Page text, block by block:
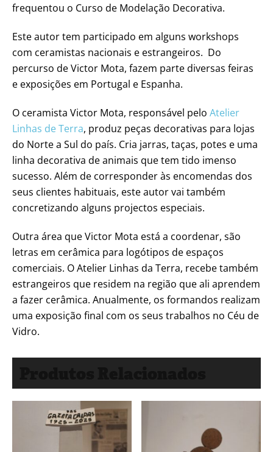
frequentou o Curso de Modelação Decorativa.
Este autor tem participado em alguns workshops
com ceramistas nacionais e estrangeiros. Do
percurso de Victor Mota, fazem parte diversas feiras
e exposições em Portugal e Espanha.
O ceramista Victor Mota, responsável pelo Atelier
Linhas de Terra, produz peças decorativas para lojas
do Norte a Sul do país. Cria jarras, taças, potes e uma
linha decorativa de animais que tem tido imenso
sucesso. Além de corresponder às encomendas dos
seus clientes habituais, este autor vai também
concretizando alguns projectos especiais.
Outra área que Victor Mota está a coordenar, são
letras em cerâmica para logótipos de espaços
comerciais. O Atelier Linhas da Terra, recebe também
estrangeiros que residem na região que ali aprendem
a fazer cerâmica. Anualmente, os formandos realizam
uma exposição final com os seus trabalhos no Céu de
Vidro.